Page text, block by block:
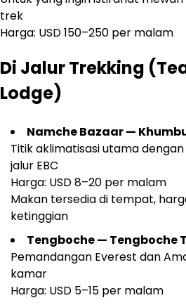
trek
Harga: USD 150–250 per malam
Di Jalur Trekking
Lodge)
Namche Bazaar —
Titik aklimatisasi utama
jalur EBC
Harga: USD 8–20 per malam
Makan tersedia di tempat,
ketinggian
Tengboche — Tengboche
Pemandangan Everest dan
kamar
Harga: USD 5–15 per malam